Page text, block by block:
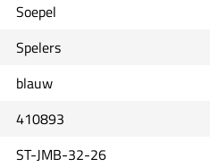
Soepel
Spelers
blauw
410893
ST-JMB-32-26